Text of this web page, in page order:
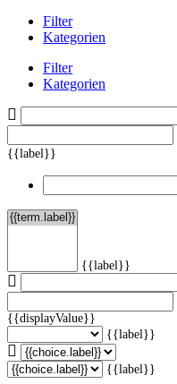
Filter
Kategorien
Filter
Kategorien
{{label}}
{{label}}
{{displayValue}}
{{label}}
{{label}}